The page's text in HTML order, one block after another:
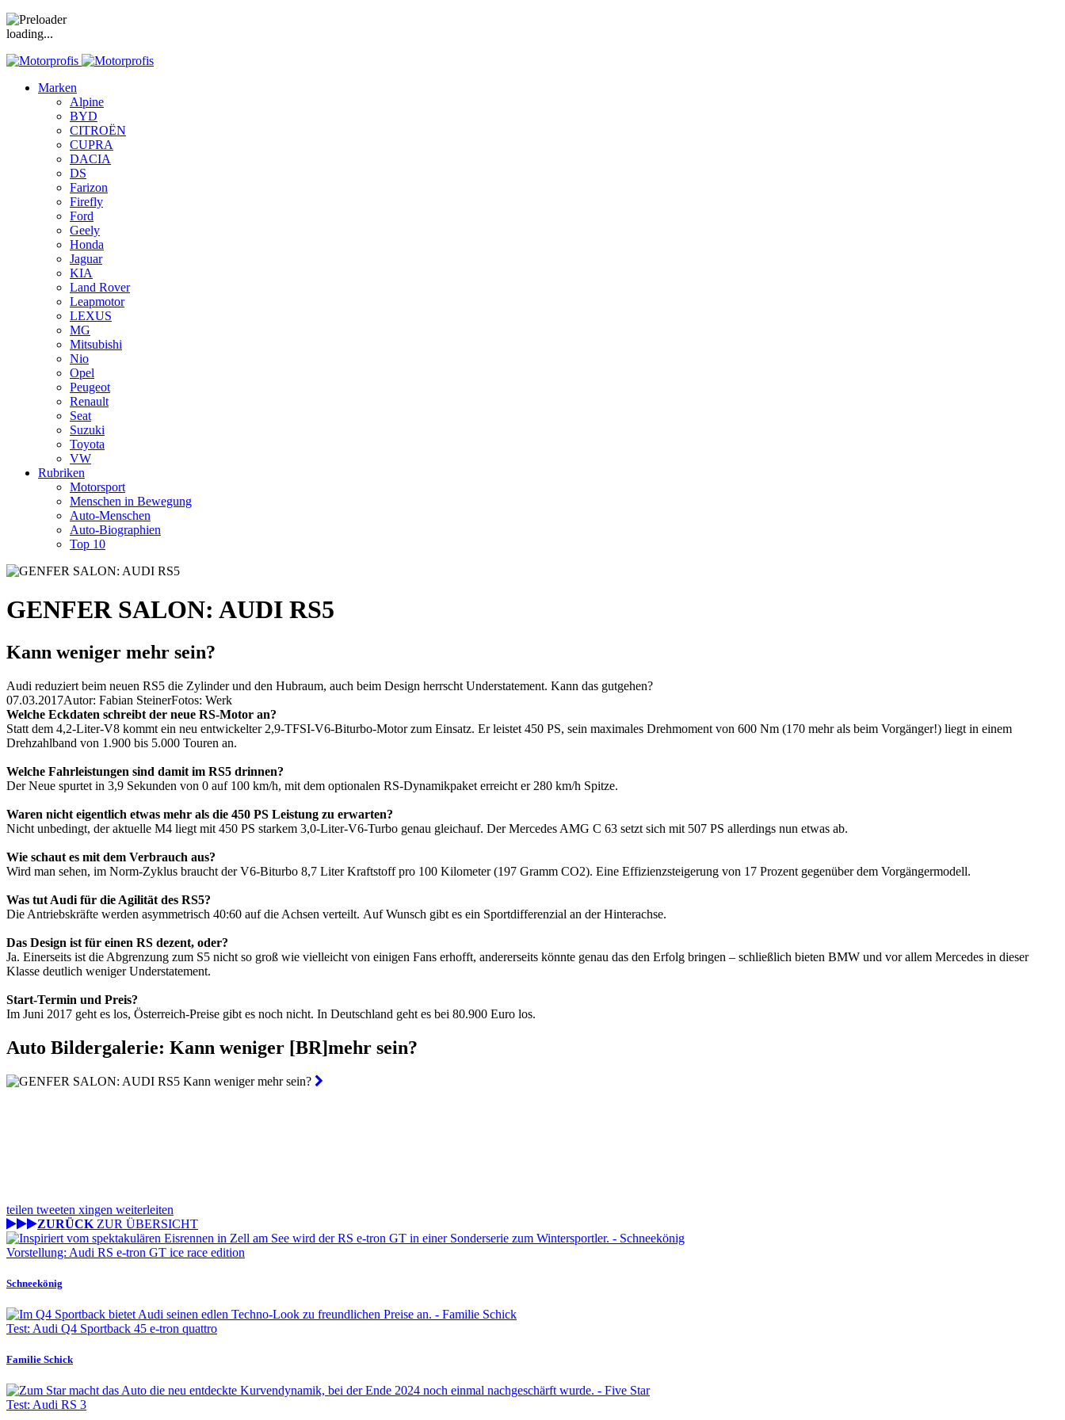
loading...
Marken
Alpine
BYD
CITROËN
CUPRA
DACIA
DS
Farizon
Firefly
Ford
Geely
Honda
Jaguar
KIA
Land Rover
Leapmotor
LEXUS
MG
Mitsubishi
Nio
Opel
Peugeot
Renault
Seat
Suzuki
Toyota
VW
Rubriken
Motorsport
Menschen in Bewegung
Auto-Menschen
Auto-Biographien
Top 10
GENFER SALON: AUDI RS5
Kann weniger mehr sein?
Audi reduziert beim neuen RS5 die Zylinder und den Hubraum, auch beim Design herrscht Understatement. Kann das gutgehen?
07.03.2017Autor: Fabian SteinerFotos: Werk
Welche Eckdaten schreibt der neue RS-Motor an?
Statt dem 4,2-Liter-V8 kommt ein neu entwickelter 2,9-TFSI-V6-Biturbo-Motor zum Einsatz. Er leistet 450 PS, sein maximales Drehmoment von 600 Nm (170 mehr als beim Vorgänger!) liegt in einem
Drehzahlband von 1.900 bis 5.000 Touren an.
Welche Fahrleistungen sind damit im RS5 drinnen?
Der Neue spurtet in 3,9 Sekunden von 0 auf 100 km/h, mit dem optionalen RS-Dynamikpaket erreicht er 280 km/h Spitze.
Waren nicht eigentlich etwas mehr als die 450 PS Leistung zu erwarten?
Nicht unbedingt, der aktuelle M4 liegt mit 450 PS starkem 3,0-Liter-V6-Turbo genau gleichauf. Der Mercedes AMG C 63 setzt sich mit 507 PS allerdings nun etwas ab.
Wie schaut es mit dem Verbrauch aus?
Wird man sehen, im Norm-Zyklus braucht der V6-Biturbo 8,7 Liter Kraftstoff pro 100 Kilometer (197 Gramm CO2). Eine Effizienzsteigerung von 17 Prozent gegenüber dem Vorgängermodell.
Was tut Audi für die Agilität des RS5?
Die Antriebskräfte werden asymmetrisch 40:60 auf die Achsen verteilt. Auf Wunsch gibt es ein Sportdifferenzial an der Hinterachse.
Das Design ist für einen RS dezent, oder?
Ja. Einerseits ist die Abgrenzung zum S5 nicht so groß wie vielleicht von einigen Fans erhofft, andererseits könnte genau das den Erfolg bringen – schließlich bieten BMW und vor allem Mercedes in dieser
Klasse deutlich weniger Understatement.
Start-Termin und Preis?
Im Juni 2017 geht es los, Österreich-Preise gibt es noch nicht. In Deutschland geht es bei 80.900 Euro los.
Auto Bildergalerie: Kann weniger [BR]mehr sein?
teilen tweeten xingen weiterleiten
ZURÜCK ZUR ÜBERSICHT
Vorstellung: Audi RS e-tron GT ice race edition
Schneekönig
Test: Audi Q4 Sportback 45 e-tron quattro
Familie Schick
Test: Audi RS 3